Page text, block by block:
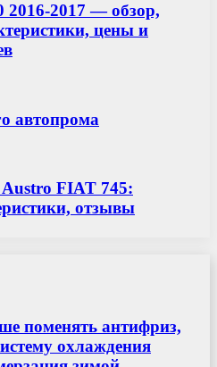
2017 — обзор,
цены и
автопрома
FIAT 745:
отзывы
поменять антифриз,
охлаждения